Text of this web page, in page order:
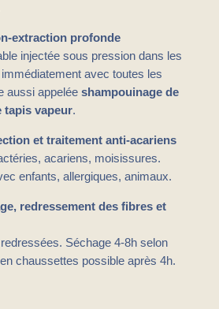
extraction profonde
injectée sous pression dans les
avec toutes les
aussi appelée shampouinage de
tapis vapeur.
et traitement anti-acariens
acariens, moisissures.
enfants, allergiques, animaux.
redressement des fibres et
Séchage 4-8h selon
chaussettes possible après 4h.